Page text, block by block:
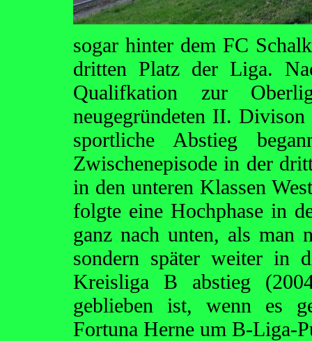
sogar hinter dem FC
dritten Platz der Liga.
Qualifkation zur
neugegründeten II.
sportliche Abstieg
Zwischenepisode in der
in den unteren Klassen
folgte eine Hochphase in
ganz nach unten, als
sondern später weiter in
Kreisliga B abstieg
geblieben ist, wenn es
Fortuna Herne um B-Liga-